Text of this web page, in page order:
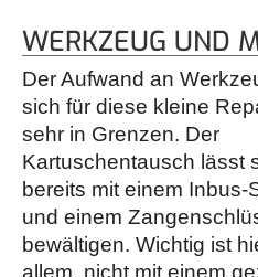
WERKZEUG UND
Der Aufwand an
sich für diese kleine
sehr in Grenzen. Der
Kartuschentausch lässt
bereits mit einem Inbus-
und einem
bewältigen. Wichtig ist